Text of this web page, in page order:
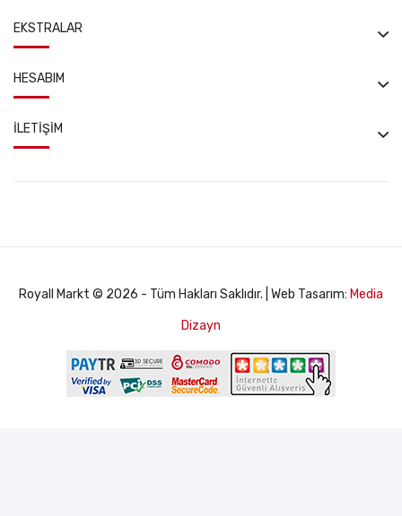
EKSTRALAR
HESABIM
İLETIŞIM
Royall Markt © 2026 - Tüm Hakları Saklıdır. | Web Tasarım: Media
Dizayn